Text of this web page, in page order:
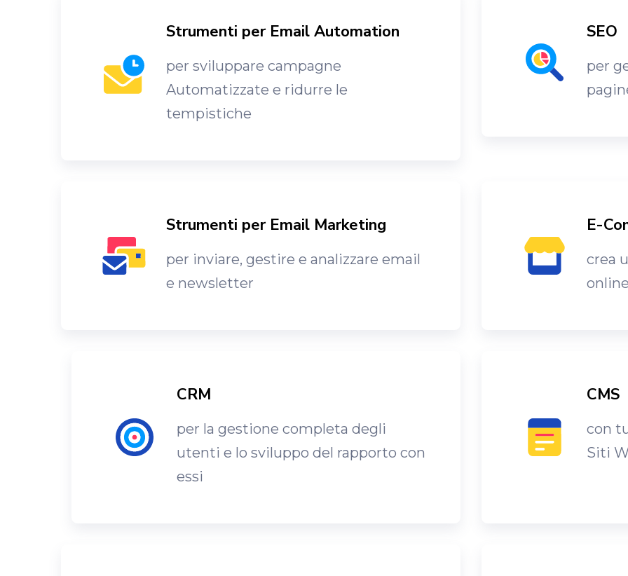
Strumenti per Email Automation
per sviluppare campagne
Automatizzate e ridurre le
tempistiche
SEO
per
Strumenti per Email Marketing
per inviare, gestire e analizzare email
e newsletter
E-
crea
CRM
per la gestione completa degli
utenti e lo sviluppo del rapporto con
essi
CMS
con
Siti